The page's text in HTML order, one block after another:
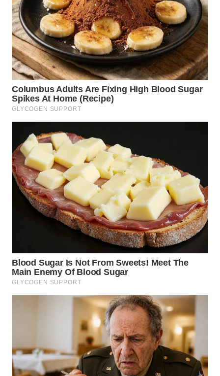
WN
NIAS
WN
LANGKAT
TAPANULI
SELATAN
WN
TANJUNG
LESUNG
WN
KARO
WN
LABUHANBATU
WN
TAPANULI
WN